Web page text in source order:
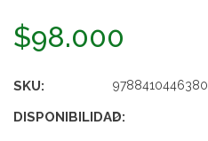
$98.000
SKU: 9788410446380
DISPONIBILIDAD:
2